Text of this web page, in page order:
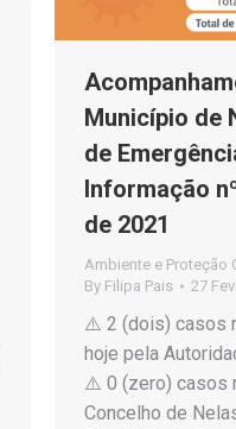
Município de
de
Informação
de 2021
Ambiente e Proteção
By Filipa Pais 27
⚠️ 2 (dois) casos
hoje pela
⚠️ 0 (zero) casos
Concelho de